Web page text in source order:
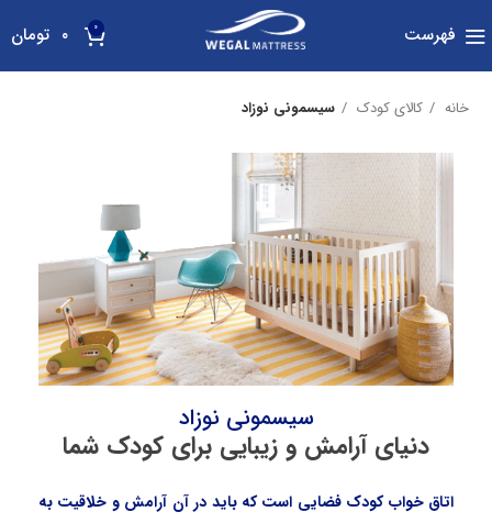
فهرست 0 ۰ تومان
خانه کالای کودک سیسمونی نوزاد
سیسمونی نوزاد
دنیای آرامش و زیبایی برای کودک شما
اتاق خواب کودک فضایی است که باید در آن آرامش و خلاقیت به